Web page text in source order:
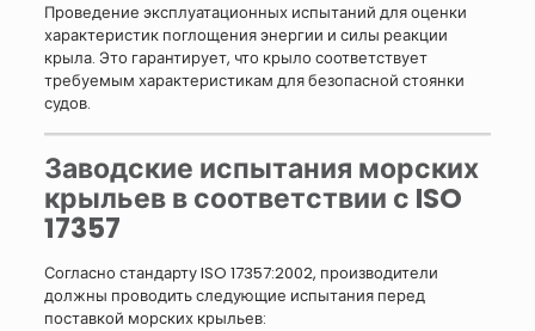
Проведение эксплуатационных испытаний для оценки
характеристик поглощения энергии и силы реакции
крыла. Это гарантирует, что крыло соответствует
требуемым характеристикам для безопасной стоянки
судов.
Заводские испытания морских
крыльев в соответствии с ISO
17357
Согласно стандарту ISO 17357:2002, производители
должны проводить следующие испытания перед
поставкой морских крыльев: